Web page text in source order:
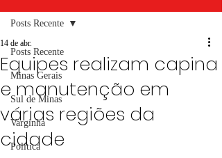
Posts Recente
Minas Gerais
Sul de Minas
Varginha
Política
Posts Recente
Equipes realizam capina
e manutenção em
várias regiões da
cidade
14 de abr.